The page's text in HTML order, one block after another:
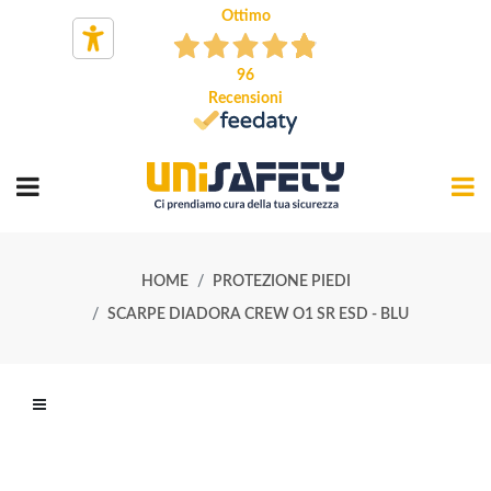
Ottimo
96
Recensioni
HOME PROTEZIONE PIEDI
SCARPE DIADORA CREW O1 SR ESD - BLU